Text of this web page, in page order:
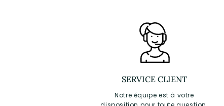
SERVICE CLIENT
Notre équipe est à votre